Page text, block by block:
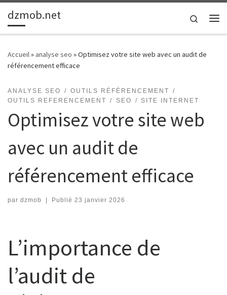
Passer au contenu
dzmob.net
Search
Accueil» analyse seo »Optimisez votre site web avec un audit de
référencement efficace
ANALYSE SEO
OUTILS RÉFÉRENCEMENT
OUTILS REFERENCEMENT
SEO SITE INTERNET
Optimisez votre site web
avec un audit de
référencement efficace
par dzmob Publié 23 janvier 2026
L’importance de
l’audit de